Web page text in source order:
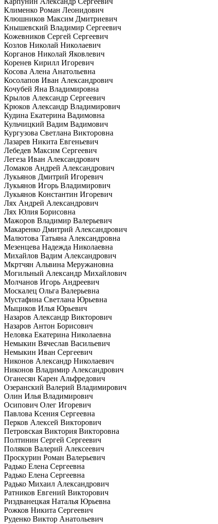
Клименко Роман Леонидович
Клюшников Максим Дмитриевич
Кнышевский Владимир Сергеевич
Кожевников Сергей Сергеевич
Козлов Николай Николаевич
Корганов Николай Яковлевич
Коренев Кирилл Игоревич
Косова Алена Анатольевна
Косолапов Иван Александрович
Кочубей Яна Владимировна
Крылов Александр Сергеевич
Крюков Александр Владимирович
Кудина Екатерина Вадимовна
Кульчицкий Вадим Вадимович
Кургузова Светлана Викторовна
Лазарев Никита Евгеньевич
Лебедев Максим Сергеевич
Легеза Иван Александрович
Ломаков Андрей Александрович
Лукьянов Дмитрий Игоревич
Лукьянов Игорь Владимирович
Лукьянов Константин Игоревич
Лях Андрей Александрович
Лях Юлия Борисовна
Мажоров Владимир Валерьевич
Макаренко Дмитрий Александрович
Малютова Татьяна Александровна
Мезенцева Надежда Николаевна
Михайлов Вадим Александрович
Мкртчян Альвина Меружановна
Могильный Александр Михайлович
Молчанов Игорь Андреевич
Москалец Ольга Валерьевна
Мустафина Светлана Юрьевна
Мыциков Илья Юрьевич
Назаров Александр Викторович
Назаров Антон Борисович
Неловка Екатерина Николаевна
Немыкин Вячеслав Васильевич
Немыкин Иван Сергеевич
Никонов Александр Николаевич
Никонов Владимир Александрович
Оганесян Карен Альфредович
Озеранский Валерий Владимирович
Олин Илья Владимирович
Осипович Олег Игоревич
Павлова Ксения Сергеевна
Перков Алексей Викторович
Петровская Виктория Викторовна
Полтинин Сергей Сергеевич
Поляков Валерий Алексеевич
Проскурин Роман Валерьевич
Радько Елена Сергеевна
Радько Елена Сергеевна
Радько Михаил Александрович
Ратников Евгений Викторович
Риздванецкая Наталья Юрьевна
Рожков Никита Сергеевич
Руденко Виктор Анатольевич